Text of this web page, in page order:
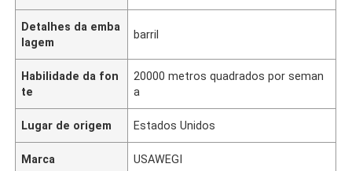
Detalhes da emba
lagem
barril
Habilidade da fon
te
20000 metros quadrados por seman
a
Lugar de origem Estados Unidos
Marca USAWEGI